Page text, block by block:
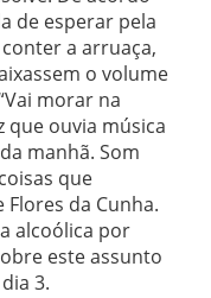
de esperar pela
a arruaça,
o volume
morar na
que ouvia música
manhã. Som
que
da Cunha.
alcoólica por
este assunto
3.